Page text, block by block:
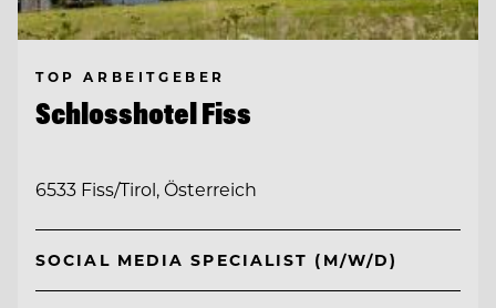
TOP ARBEITGEBER
Schlosshotel Fiss
6533 Fiss/Tirol, Österreich
SOCIAL MEDIA SPECIALIST (M/W/D)